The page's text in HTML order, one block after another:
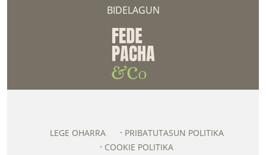
BIDELAGUN
LEGE OHARRA
PRIBATUTASUN POLITIKA
COOKIE POLITIKA